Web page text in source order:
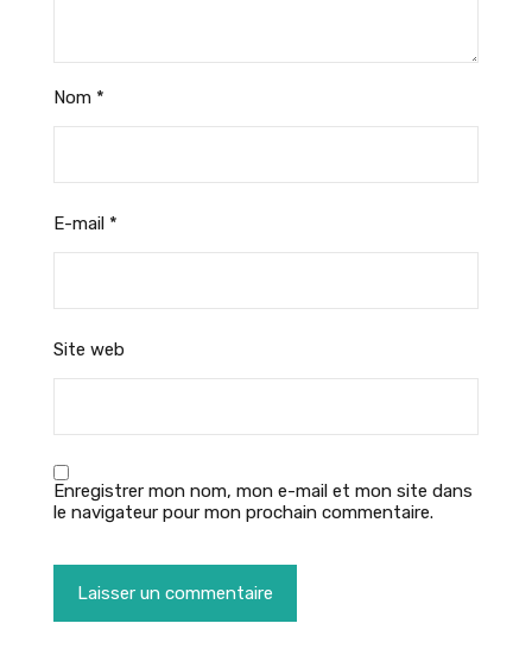
Nom *
E-mail *
Site web
Enregistrer mon nom, mon e-mail et mon site dans
le navigateur pour mon prochain commentaire.